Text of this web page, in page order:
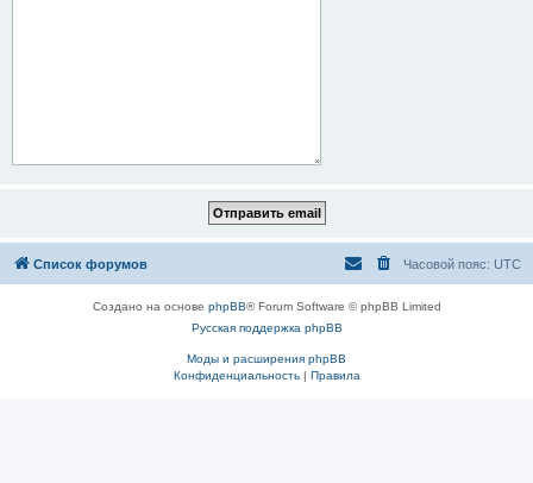
Список форумов Часовой пояс: UTC
Создано на основе phpBB® Forum Software © phpBB Limited
Русская поддержка phpBB
Моды и расширения phpBB
Конфиденциальность| Правила